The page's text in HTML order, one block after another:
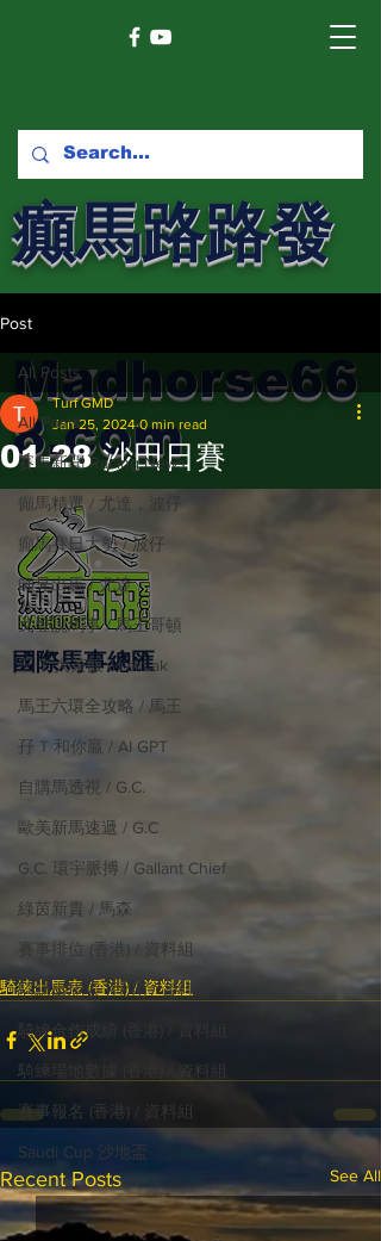
癲馬路路發
馬網
Madhorse66
8.com
國際​馬事總匯
Post
All Posts
賽馬新聞 Racing News
癲馬精選 / 尤達，波仔
癲馬賽日大勢 / 波仔
師兄出馬 / 尤達
戈登說馬事 / 馬王哥頓
三 T 大茶飯 / LakLak
馬王六環全攻略 / 馬王
孖 T 和你贏 / AI GPT
自購馬透視 / G.C.
歐美新馬速遞 / G.C
G.C. 環宇脈搏 / Gallant Chief
綠茵新貴 / 馬森
賽事排位 (香港) / 資料組
騎練出馬表 (香港) / 資料組
騎練合作成績 (香港) / 資料組
騎練場地數據 (香港) / 資料組
賽事報名 (香港) / 資料組
Saudi Cup 沙地盃
All Posts
01-28 沙田日賽
Turf GMD
Jan 25, 2024 0 min read
騎練出馬表 (香港) / 資料組
Recent Posts See All